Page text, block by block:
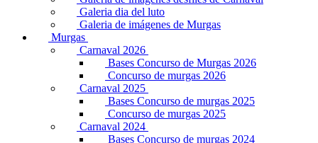
Galeria dia del luto
Galeria de imágenes de Murgas
Murgas
Carnaval 2026
Bases Concurso de Murgas 2026
Concurso de murgas 2026
Carnaval 2025
Bases Concurso de murgas 2025
Concurso de murgas 2025
Carnaval 2024
Bases Concurso de murgas 2024